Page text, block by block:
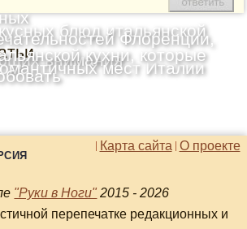
блюд итальянской
Флоренции,
вниманиямест Италии
кухни, которые
О проекте
Карта сайта
"Руки в Ноги" 2015 - 2026
перепечатке редакционных и